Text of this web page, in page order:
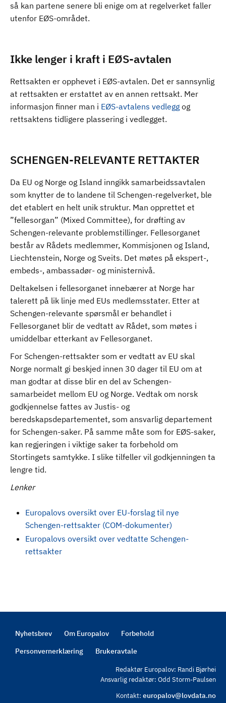
så kan partene senere bli enige om at regelverket faller
utenfor EØS-området.
Ikke lenger i kraft i EØS-avtalen
Rettsakten er opphevet i EØS-avtalen. Det er sannsynlig
at rettsakten er erstattet av en annen rettsakt. Mer
informasjon finner man i EØS-avtalens vedlegg og
rettsaktens tidligere plassering i vedlegget.
SCHENGEN-RELEVANTE RETTAKTER
Da EU og Norge og Island inngikk samarbeidssavtalen
som knytter de to landene til Schengen-regelverket, ble
det etablert en helt unik struktur. Man opprettet et
”fellesorgan” (Mixed Committee), for drøfting av
Schengen-relevante problemstillinger. Fellesorganet
består av Rådets medlemmer, Kommisjonen og Island,
Liechtenstein, Norge og Sveits. Det møtes på ekspert-,
embeds-, ambassadør- og ministernivå.
Deltakelsen i fellesorganet innebærer at Norge har
talerett på lik linje med EUs medlemsstater. Etter at
Schengen-relevante spørsmål er behandlet i
Fellesorganet blir de vedtatt av Rådet, som møtes i
umiddelbar etterkant av Fellesorganet.
For Schengen-rettsakter som er vedtatt av EU skal
Norge normalt gi beskjed innen 30 dager til EU om at
man godtar at disse blir en del av Schengen-
samarbeidet mellom EU og Norge. Vedtak om norsk
godkjennelse fattes av Justis- og
beredskapsdepartementet, som ansvarlig departement
for Schengen-saker. På samme måte som for EØS-saker,
kan regjeringen i viktige saker ta forbehold om
Stortingets samtykke. I slike tilfeller vil godkjenningen ta
lengre tid.
Lenker
Europalovs oversikt over EU-forslag til nye
Schengen-rettsakter (COM-dokumenter)
Europalovs oversikt over vedtatte Schengen-
rettsakter
Footer
Nyhetsbrev Om Europalov
Forbehold
Personvernerklæring
Brukeravtale
Redaktør Europalov: Randi Bjørhei
Ansvarlig redaktør: Odd Storm-Paulsen
Kontakt: europalov@lovdata.no